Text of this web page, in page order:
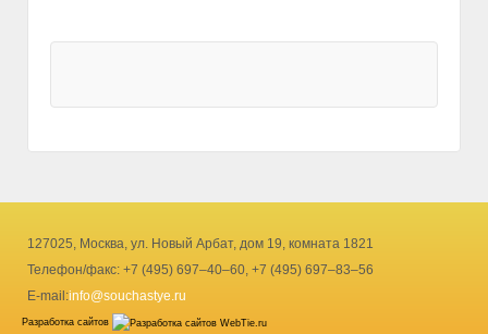
127025, Москва, ул. Новый Арбат, дом 19, комната 1821
Телефон/факс: +7 (495) 697–40–60, +7 (495) 697–83–56
E-mail:info@souchastye.ru
Разработка сайтов